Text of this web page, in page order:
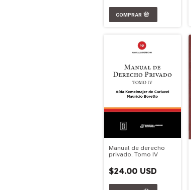
Manual de derecho
privado. Tomo IV
$24.00 USD